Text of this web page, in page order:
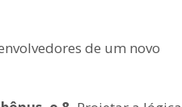
de um novo